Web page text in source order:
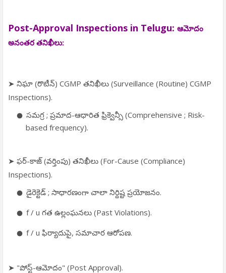
Post-Approval Inspections in Telugu: ఆమోదం
అనంతర తనిఖీలు:
➤ నిఘా (రొటీన్) CGMP తనిఖీలు (Surveillance (Routine) CGMP
Inspections).
సమగ్ర ; ప్రమాద-ఆధారిత ఫ్రిక్వెన్సీ (Comprehensive ; Risk-
based frequency).
➤ ఫర్-కాజ్ (వర్తింపు) తనిఖీలు (For-Cause (Compliance)
Inspections).
డైరెక్టెడ్ ; సాధారణంగా చాలా నిర్దిష్ట ప్రయోజనం.
f / u గత ఉల్లంఘనలు (Past Violations).
f / u ఫిర్యాదుపై, సమాచార ఆరోపణ.
➤ "పోస్ట్-ఆమోదం" (Post Approval).